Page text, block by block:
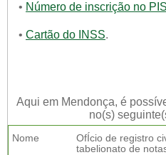
• Número de inscrição no
• Cartão do INSS.
Aqui em Mendonça, é
no(s)
Nome
OfÍcio de registro
tabelionato de